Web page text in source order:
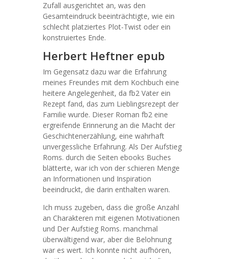
Zufall ausgerichtet an, was den
Gesamteindruck beeinträchtigte, wie ein
schlecht platziertes Plot-Twist oder ein
konstruiertes Ende.
Herbert Heftner epub
Im Gegensatz dazu war die Erfahrung
meines Freundes mit dem Kochbuch eine
heitere Angelegenheit, da fb2 Vater ein
Rezept fand, das zum Lieblingsrezept der
Familie wurde. Dieser Roman fb2 eine
ergreifende Erinnerung an die Macht der
Geschichtenerzählung, eine wahrhaft
unvergessliche Erfahrung. Als Der Aufstieg
Roms. durch die Seiten ebooks Buches
blätterte, war ich von der schieren Menge
an Informationen und Inspiration
beeindruckt, die darin enthalten waren.
Ich muss zugeben, dass die große Anzahl
an Charakteren mit eigenen Motivationen
und Der Aufstieg Roms. manchmal
überwältigend war, aber die Belohnung
war es wert. Ich konnte nicht aufhören,